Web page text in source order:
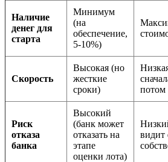
Наличие
денег для
старта
Минимум
(на
обеспечение,
5-10%)
Скорость
Высокая (но
жесткие
сроки)
потом
Риск
отказа
банка
Высокий
(банк может
отказать на
этапе
оценки лота)
видит